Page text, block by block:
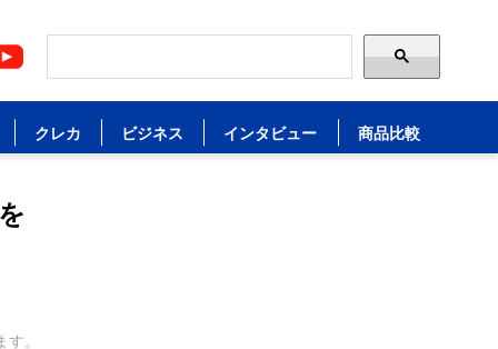
クレカ ビジネス インタビュー 商品比較
す。